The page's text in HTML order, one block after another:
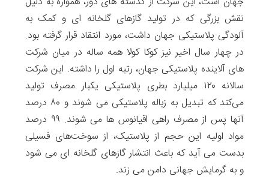
نقش بزرگی که در تولید گازهای گلخانه ای و کمک به
آلودگی پلاستیکی جهان داشت، مورد انتقاد قرار گرفته بود.
در چهار سال اخیر نیز کوکا کولا همه ساله در میان شرکت
های آلاینده پلاستیکی جهان، رتبه اول را داشته. این شرکت
سالانه ۱۲۰ میلیارد بطری پلاستیکی یکبار مصرف تولید
می‌کند که تبدیل به زباله پلاستیکی می شوند و ۸۰ درصد
آنها پس از مصرف راهی اقیانوس ها می شوند. ۹۹ درصد
مواد اولیه این حجم از پلاستیک‌، از سوخت‌های فسیلی
بدست می آید که باعث انتشار گازهای گلخانه ای می شود
و به گرمایش جهانی دامن می زند.